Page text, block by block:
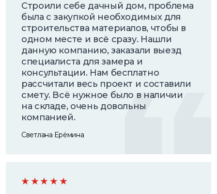
Строили себе дачный дом, проблема
была с закупкой необходимых для
строительства материалов, чтобы в
одном месте и всё сразу. Нашли
данную компанию, заказали выезд
специалиста для замера и
консультации. Нам бесплатно
рассчитали весь проект и составили
смету. Всё нужное было в наличии
на складе, очень довольны
компанией.
Светлана Ерёмина